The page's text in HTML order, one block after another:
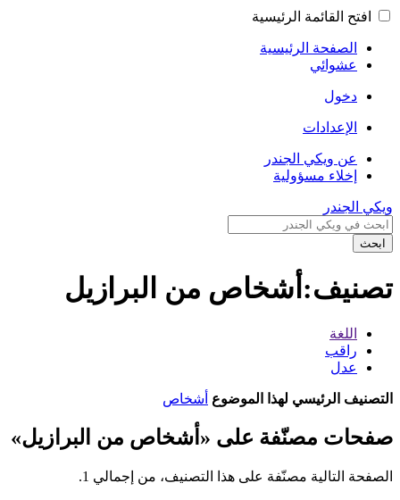
افتح القائمة الرئيسية
الصفحة الرئيسية
عشوائي
دخول
الإعدادات
عن ويكي الجندر
إخلاء مسؤولية
ويكي الجندر
ابحث
تصنيف:أشخاص من البرازيل
اللغة
راقب
عدل
التصنيف الرئيسي لهذا الموضوع أشخاص
صفحات مصنّفة على «أشخاص من البرازيل»
الصفحة التالية مصنّفة على هذا التصنيف، من إجمالي 1.